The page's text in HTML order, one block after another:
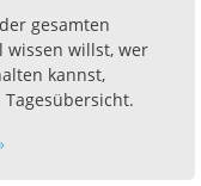
gesamten
wissen willst, wer
kannst,